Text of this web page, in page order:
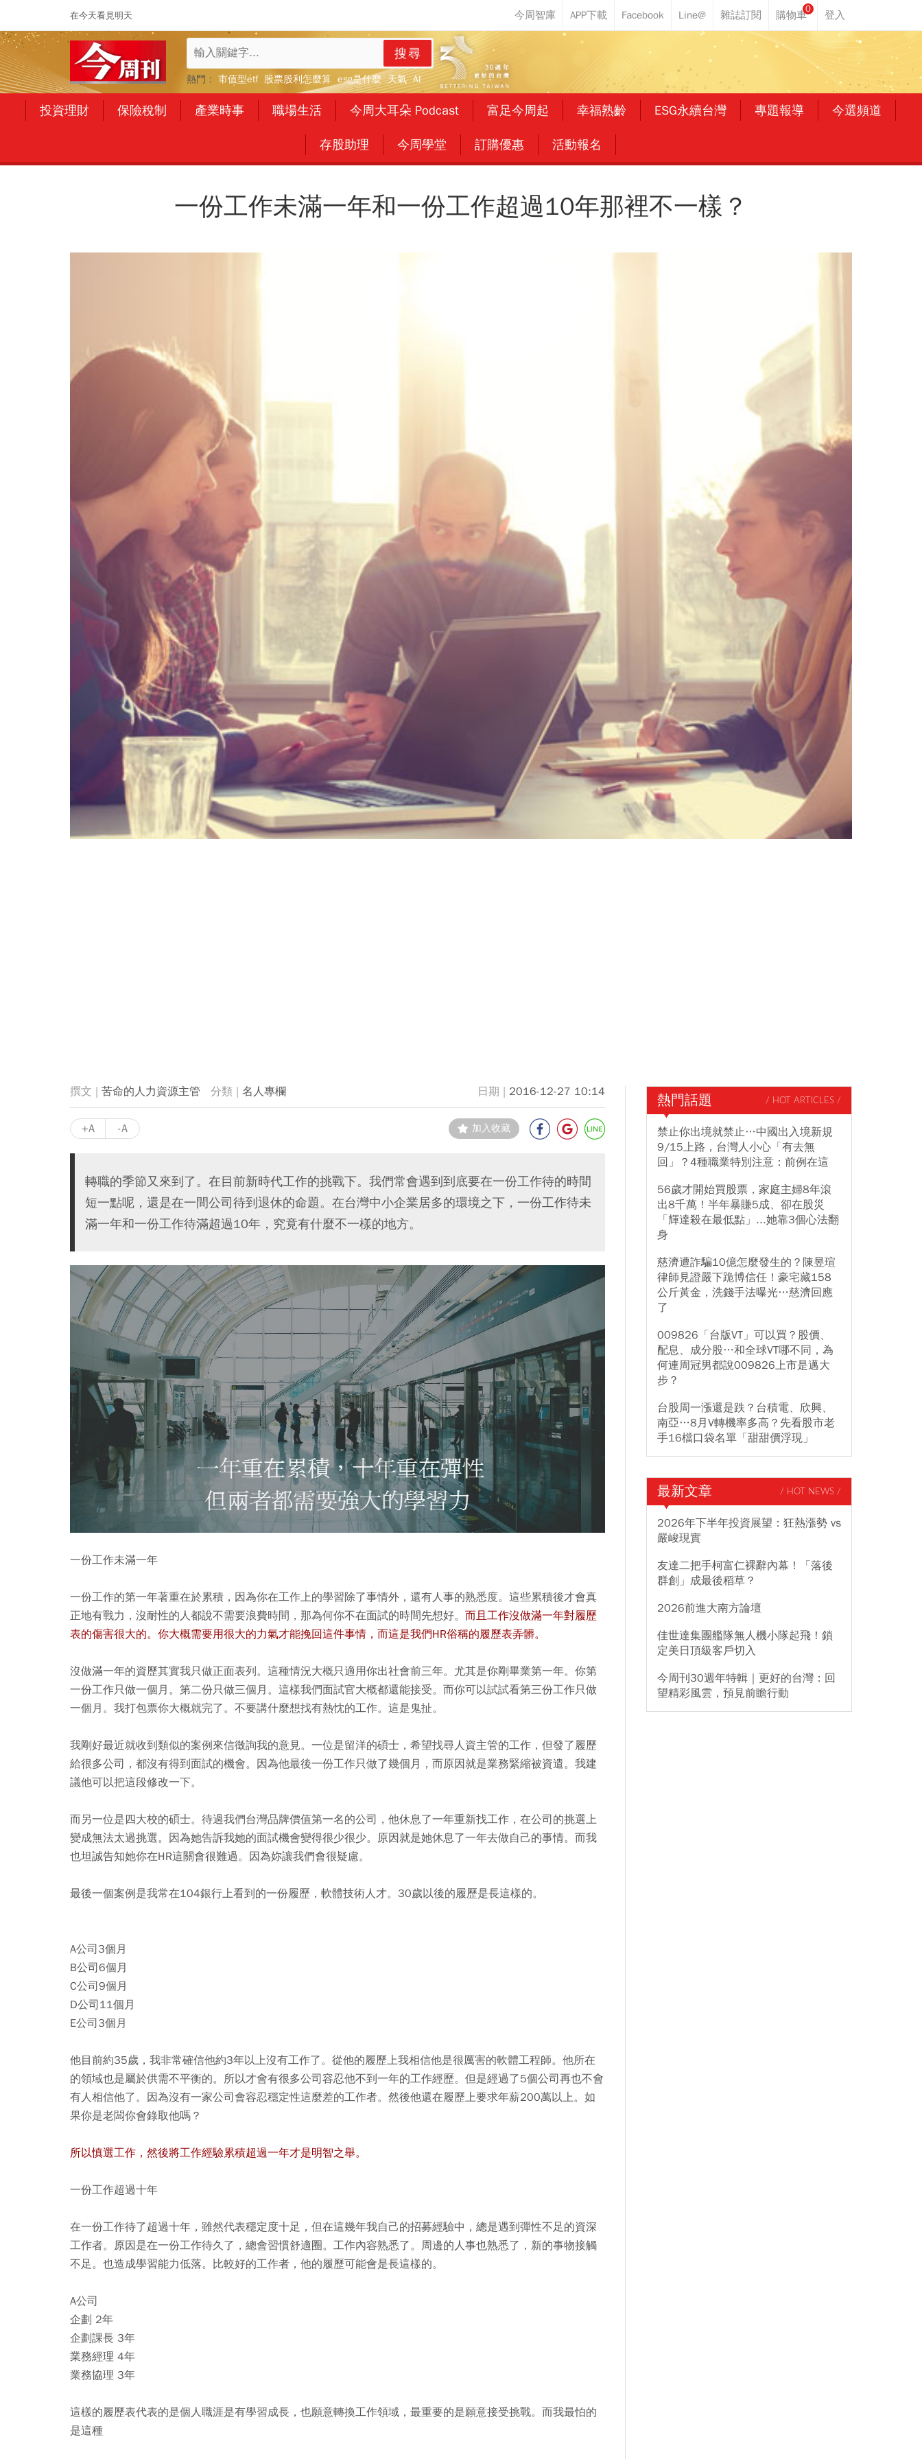
在今天看見明天
0
搜尋
熱門： 市值型etf 股票股利怎麼算 esg是什麼 天氣 AI
投資理財 保險稅制 產業時事 職場生活 今周大耳朵 Podcast 富足今周起 幸福熟齡 ESG永續台灣 專題報導 今選頻道
存股助理 今周學堂 訂購優惠 活動報名
一份工作未滿一年和一份工作超過10年那裡不一樣？
苦命的人力資源主管 名人專欄 2016-12-27 10:14
+A -A 加入收藏
轉職的季節又來到了。在目前新時代工作的挑戰下。我們常會遇到到底要在一份工作待的時間
短一點呢，還是在一間公司待到退休的命題。在台灣中小企業居多的環境之下，一份工作待未
滿一年和一份工作待滿超過10年，究竟有什麼不一樣的地方。
一份工作未滿一年
一份工作的第一年著重在於累積，因為你在工作上的學習除了事情外，還有人事的熟悉度。這些累積後才會真
正地有戰力，沒耐性的人都說不需要浪費時間，那為何你不在面試的時間先想好。 而且工作沒做滿一年對履歷
表的傷害很大的。你大概需要用很大的力氣才能挽回這件事情，而這是我們HR俗稱的履歷表弄髒。
沒做滿一年的資歷其實我只做正面表列。這種情況大概只適用你出社會前三年。尤其是你剛畢業第一年。你第
一份工作只做一個月。第二份只做三個月。這樣我們面試官大概都還能接受。而你可以試試看第三份工作只做
一個月。我打包票你大概就完了。不要講什麼想找有熱忱的工作。這是鬼扯。
我剛好最近就收到類似的案例來信徵詢我的意見。一位是留洋的碩士，希望找尋人資主管的工作，但發了履歷
給很多公司，都沒有得到面試的機會。因為他最後一份工作只做了幾個月，而原因就是業務緊縮被資遣。我建
議他可以把這段修改一下。
而另一位是四大校的碩士。待過我們台灣品牌價值第一名的公司，他休息了一年重新找工作，在公司的挑選上
變成無法太過挑選。因為她告訴我她的面試機會變得很少很少。原因就是她休息了一年去做自己的事情。而我
也坦誠告知她你在HR這關會很難過。因為妳讓我們會很疑慮。
最後一個案例是我常在104銀行上看到的一份履歷，軟體技術人才。30歲以後的履歷是長這樣的。
A公司3個月
B公司6個月
C公司9個月
D公司11個月
E公司3個月
他目前約35歲，我非常確信他約3年以上沒有工作了。從他的履歷上我相信他是很厲害的軟體工程師。他所在
的領域也是屬於供需不平衡的。所以才會有很多公司容忍他不到一年的工作經歷。但是經過了5個公司再也不會
有人相信他了。因為沒有一家公司會容忍穩定性這麼差的工作者。然後他還在履歷上要求年薪200萬以上。如
果你是老闆你會錄取他嗎？
所以慎選工作，然後將工作經驗累積超過一年才是明智之舉。
一份工作超過十年
在一份工作待了超過十年，雖然代表穩定度十足，但在這幾年我自己的招募經驗中，總是遇到彈性不足的資深
工作者。原因是在一份工作待久了，總會習慣舒適圈。工作內容熟悉了。周邊的人事也熟悉了，新的事物接觸
不足。也造成學習能力低落。比較好的工作者，他的履歷可能會是長這樣的。
A公司
企劃 2年
企劃課長 3年
業務經理 4年
業務協理 3年
這樣的履歷表代表的是個人職涯是有學習成長，也願意轉換工作領域，最重要的是願意接受挑戰。而我最怕的
是這種
熱門話題 / HOT ARTICLES /
禁止你出境就禁止…中國出入境新規
9/15上路，台灣人小心「有去無
回」？4種職業特別注意：前例在這
56歲才開始買股票，家庭主婦8年滾
出8千萬！半年暴賺5成、卻在股災
「輝達殺在最低點」...她靠3個心法翻
身
慈濟遭詐騙10億怎麼發生的？陳昱瑄
律師見證嚴下跪博信任！豪宅藏158
公斤黃金，洗錢手法曝光…慈濟回應
了
009826「台版VT」可以買？股價、
配息、成分股…和全球VT哪不同，為
何連周冠男都說009826上市是邁大
步？
台股周一漲還是跌？台積電、欣興、
南亞…8月V轉機率多高？先看股市老
手16檔口袋名單「甜甜價浮現」
最新文章 / HOT NEWS /
2026年下半年投資展望：狂熱漲勢 vs
嚴峻現實
友達二把手柯富仁裸辭內幕！「落後
群創」成最後稻草？
2026前進大南方論壇
佳世達集團艦隊無人機小隊起飛！鎖
定美日頂級客戶切入
今周刊30週年特輯｜更好的台灣：回
望精彩風雲，預見前瞻行動